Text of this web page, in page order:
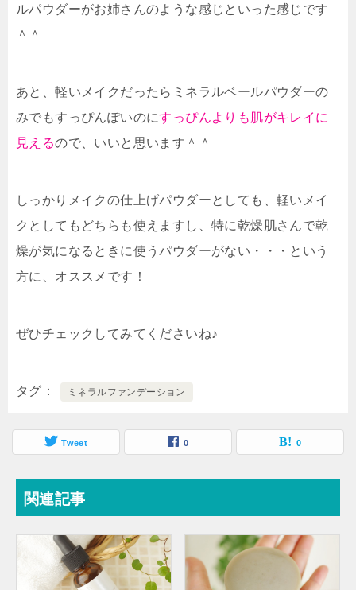
ルパウダーがお姉さんのような感じといった感じです
＾＾
あと、軽いメイクだったらミネラルベールパウダーの
みでもすっぴんぽいのにすっぴんよりも肌がキレイに
見えるので、いいと思います＾＾
しっかりメイクの仕上げパウダーとしても、軽いメイ
クとしてもどちらも使えますし、特に乾燥肌さんで乾
燥が気になるときに使うパウダーがない・・・という
方に、オススメです！
ぜひチェックしてみてくださいね♪
タグ ミネラルファンデーション
Tweet 0 0
関連記事